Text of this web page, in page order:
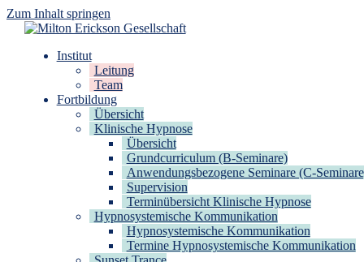
Zum Inhalt springen
Milton Erickson Gesellschaft
für klinische Hypnose – Regionalstelle Tübingen
Institut
Leitung
Team
Fortbildung
Übersicht
Klinische Hypnose
Übersicht
Grundcurriculum (B-Seminare)
Anwendungsbezogene Seminare (C-
Supervision
Terminübersicht Klinische Hypnose
Hypnosystemische Kommunikation
Hypnosystemische Kommunikation
Termine Hypnosystemische Kommunikation